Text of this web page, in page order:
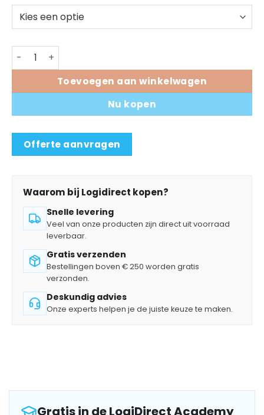
Zebra Z-Perform 1000D etiketten aantal
Toevoegen aan winkelwagen
Nu kopen
Offerte aanvragen
Waarom bij Logidirect kopen?
Snelle levering
Veel van onze producten zijn direct uit voorraad
leverbaar.
Gratis verzenden
Bestellingen boven € 250 worden gratis
verzonden.
Deskundig advies
Onze experts helpen je de juiste keuze te maken.
Gratis in de LogiDirect Academy